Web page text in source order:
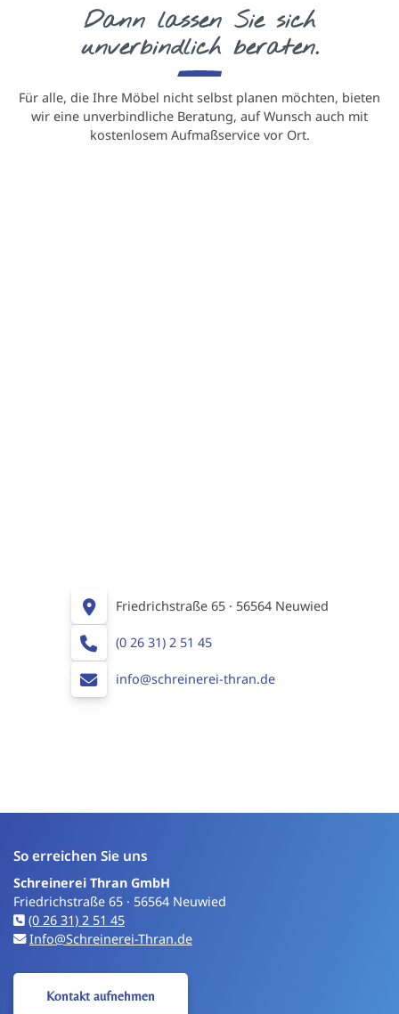
Dann lassen Sie sich
unverbindlich beraten.
Für alle, die Ihre Möbel nicht selbst planen möchten, bieten
wir eine unverbindliche Beratung, auf Wunsch auch mit
kostenlosem Aufmaßservice vor Ort.
Friedrichstraße 65 · 56564 Neuwied
(0 26 31) 2 51 45
info@schreinerei-thran.de
So erreichen Sie uns
Schreinerei Thran GmbH
Friedrichstraße 65 · 56564 Neuwied
(0 26 31) 2 51 45
Info@Schreinerei-Thran.de
Kontakt aufnehmen